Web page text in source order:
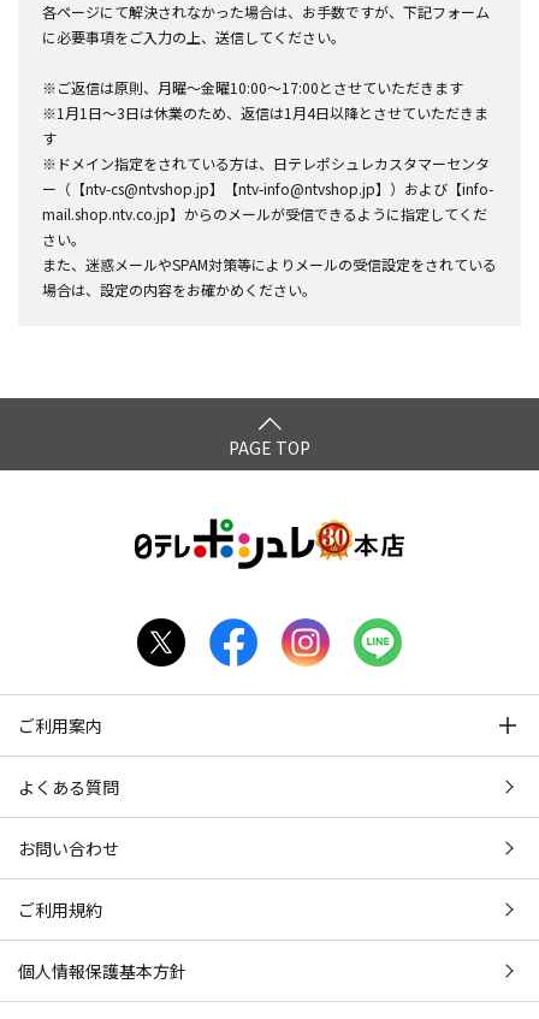
各ページにて解決されなかった場合は、お手数ですが、下記フォーム
に必要事項をご入力の上、送信してください。
※ご返信は原則、月曜～金曜10:00～17:00とさせていただきます
※1月1日～3日は休業のため、返信は1月4日以降とさせていただきま
す
※ドメイン指定をされている方は、日テレポシュレカスタマーセンタ
ー（【ntv-cs@ntvshop.jp】【ntv-info@ntvshop.jp】）および【info-
mail.shop.ntv.co.jp】からのメールが受信できるように指定してくだ
さい。
また、迷惑メールやSPAM対策等によりメールの受信設定をされている
場合は、設定の内容をお確かめください。
PAGE TOP
ご利用案内
よくある質問
お問い合わせ
ご利用規約
個人情報保護基本方針